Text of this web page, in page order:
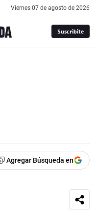
viernes 07 de agosto de 2026
Suscribite
Agregar Búsqueda en